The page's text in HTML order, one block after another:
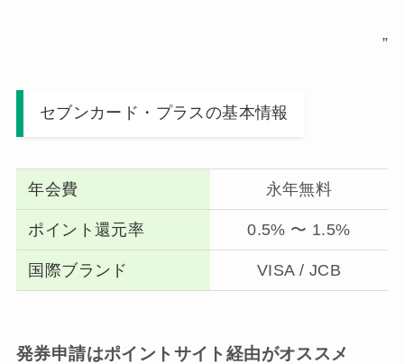
”
セブンカード・プラスの基本情報
年会費 永年無料
ポイント還元率 0.5% 〜 1.5%
国際ブランド VISA / JCB
発券申請はポイントサイト経由がオススメ